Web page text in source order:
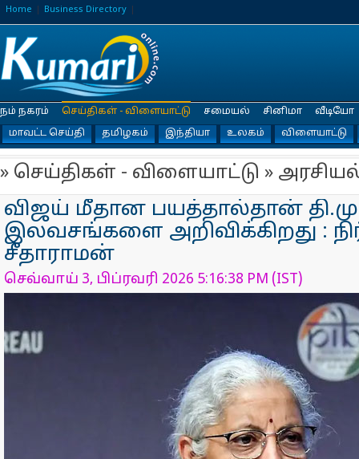
Home Business Directory
நம் நகரம்
செய்திகள் - விளையாட்டு
மாவட்ட செய்தி
தமிழகம் இந்தியா உலகம் விளையாட்டு
சமையல் சினிமா வீடியோ
» செய்திகள் - விளையாட்டு »
விஜய் மீதான பயத்தால்தான்
இலவசங்களை அறிவிக்கிறது :
சீதாராமன்
செவ்வாய் 3, பிப்ரவரி 2026 5:16:38 PM (IST)